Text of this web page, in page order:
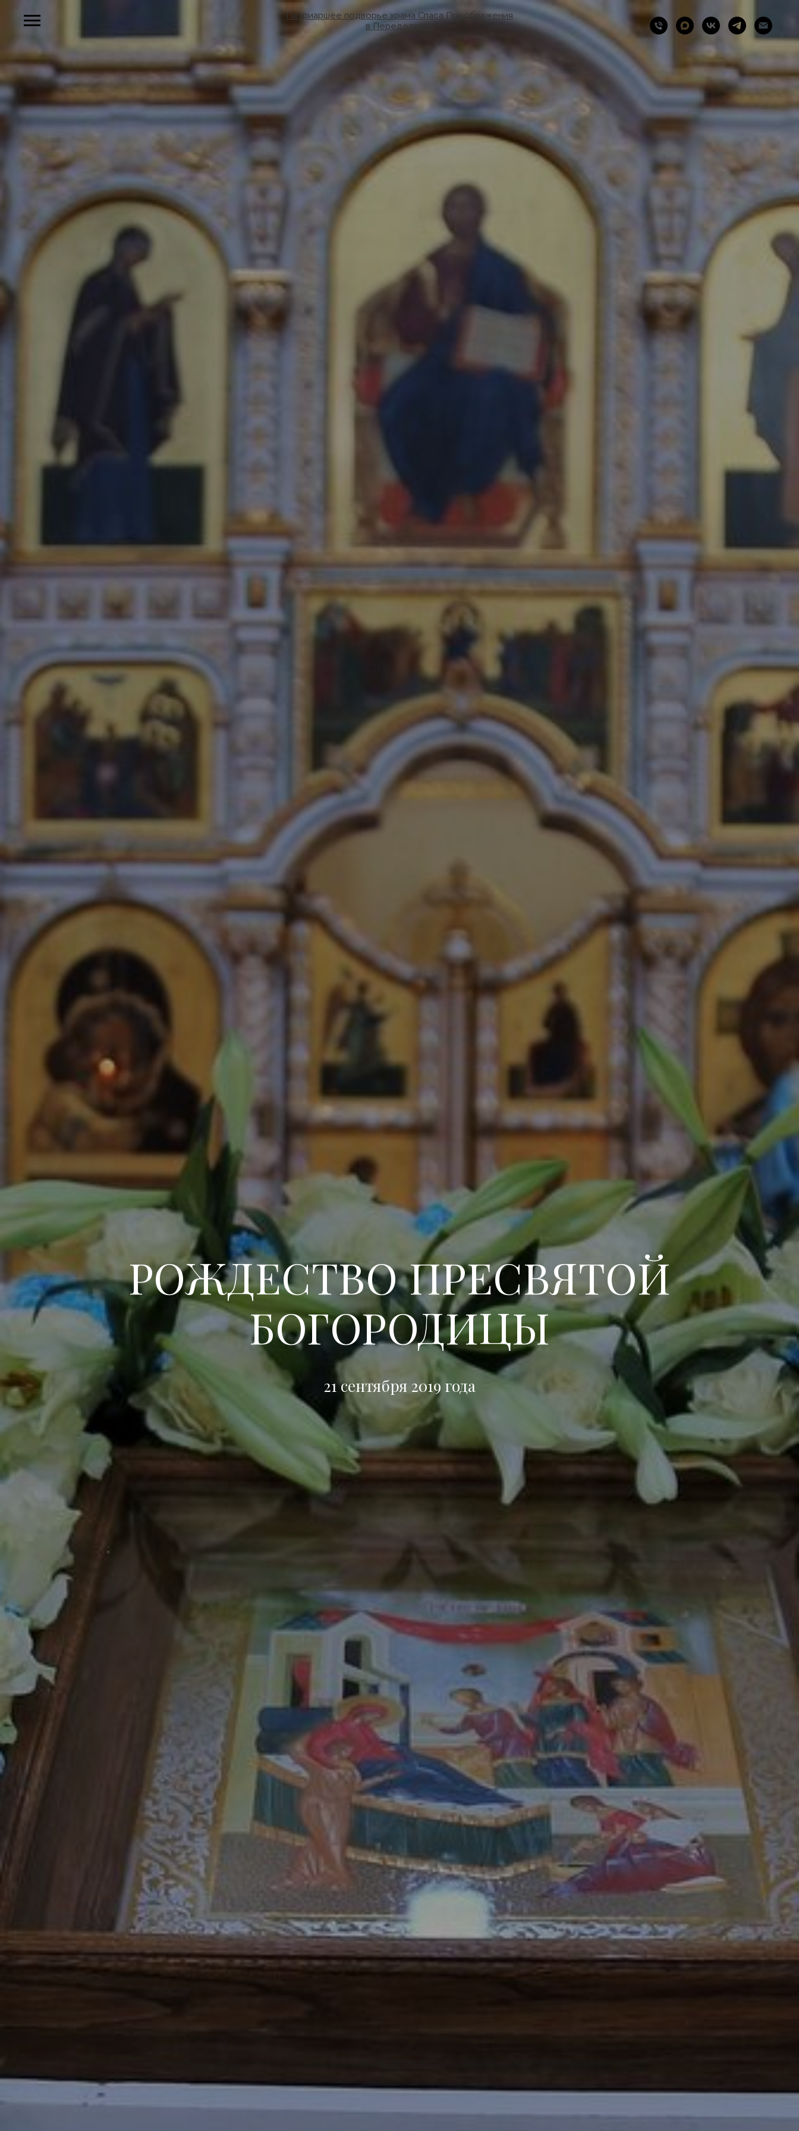
Патриаршее подворье храма Спаса Преображения
в Переделкине
РОЖДЕСТВО ПРЕСВЯТОЙ
БОГОРОДИЦЫ
21 сентября 2019 года